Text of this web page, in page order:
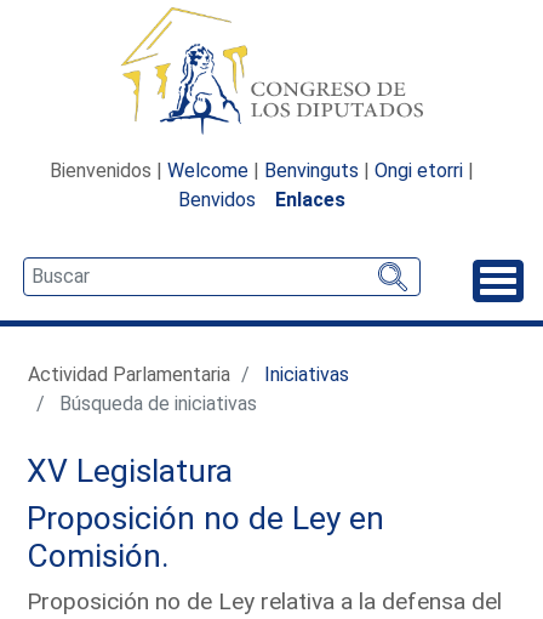
Bienvenidos | Welcome | Benvinguts | Ongi etorri |
Benvidos
Enlaces
Actividad Parlamentaria
Iniciativas
Búsqueda de iniciativas
XV Legislatura
Proposición no de Ley en
Comisión.
Proposición no de Ley relativa a la defensa del